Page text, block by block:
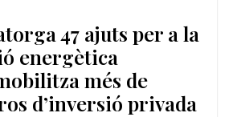
47 ajuts per a la
energètica
més de
d’inversió privada